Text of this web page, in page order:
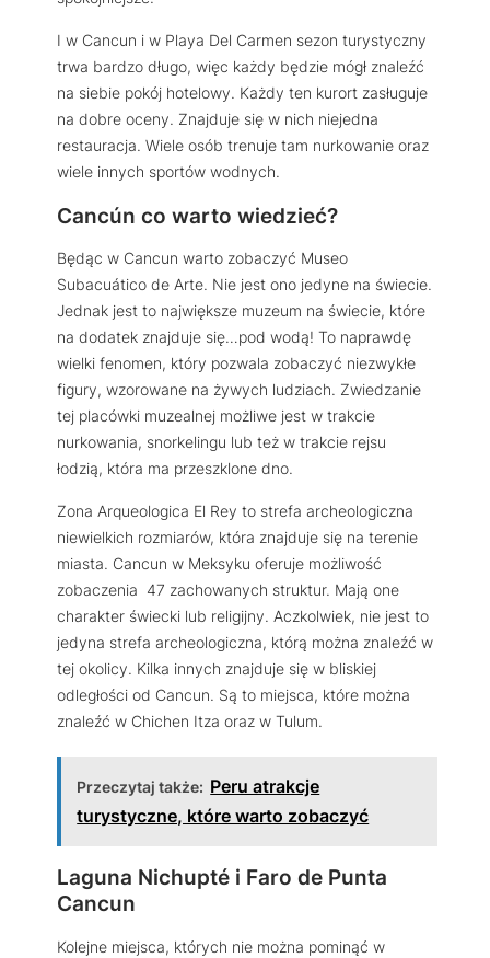
I w Cancun i w Playa Del Carmen sezon turystyczny
trwa bardzo długo, więc każdy będzie mógł znaleźć
na siebie pokój hotelowy. Każdy ten kurort zasługuje
na dobre oceny. Znajduje się w nich niejedna
restauracja. Wiele osób trenuje tam nurkowanie oraz
wiele innych sportów wodnych.
Cancún co warto wiedzieć?
Będąc w Cancun warto zobaczyć Museo
Subacuático de Arte. Nie jest ono jedyne na świecie.
Jednak jest to największe muzeum na świecie, które
na dodatek znajduje się…pod wodą! To naprawdę
wielki fenomen, który pozwala zobaczyć niezwykłe
figury, wzorowane na żywych ludziach. Zwiedzanie
tej placówki muzealnej możliwe jest w trakcie
nurkowania, snorkelingu lub też w trakcie rejsu
łodzią, która ma przeszklone dno.
Zona Arqueologica El Rey to strefa archeologiczna
niewielkich rozmiarów, która znajduje się na terenie
miasta. Cancun w Meksyku oferuje możliwość
zobaczenia 47 zachowanych struktur. Mają one
charakter świecki lub religijny. Aczkolwiek, nie jest to
jedyna strefa archeologiczna, którą można znaleźć w
tej okolicy. Kilka innych znajduje się w bliskiej
odległości od Cancun. Są to miejsca, które można
znaleźć w Chichen Itza oraz w Tulum.
Przeczytaj także: Peru atrakcje
turystyczne, które warto zobaczyć
Laguna Nichupté i Faro de Punta
Cancun
Kolejne miejsca, których nie można pominąć w